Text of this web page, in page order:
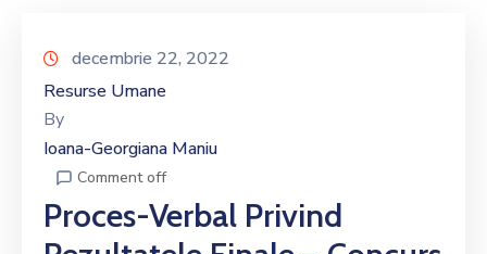
decembrie 22, 2022
Resurse Umane
By
Ioana-Georgiana Maniu
Comment off
Proces-Verbal Privind